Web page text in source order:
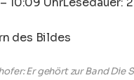
Er gehört zur Band Die